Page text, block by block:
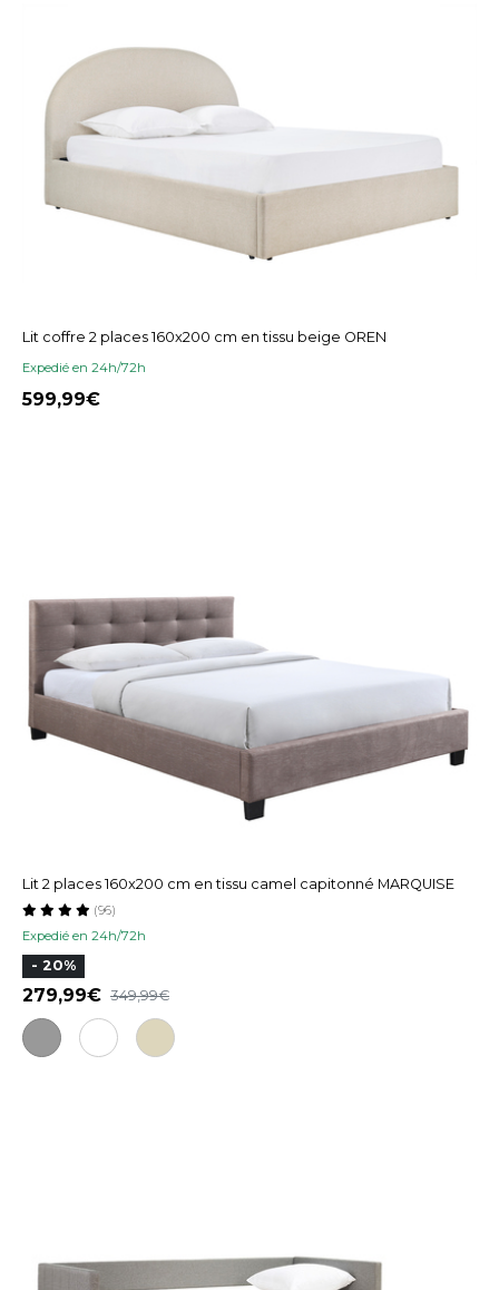
Lit coffre 2 places 160x200 cm en tissu beige OREN
Expedié en 24h/72h
599,99
Lit 2 places 160x200 cm en tissu camel capitonné MARQUISE
Expedié en 24h/72h
(96)
- 20%
279,99 349,99